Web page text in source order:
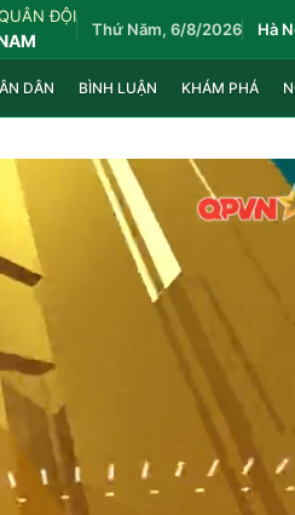
ĐỘI
Thứ Năm, 6/8/2026 Hà
DÂN BÌNH LUẬN KHÁM PHÁ